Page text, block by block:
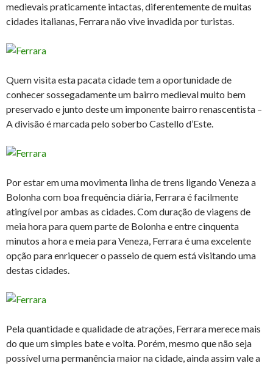
medievais praticamente intactas, diferentemente de muitas
cidades italianas, Ferrara não vive invadida por turistas.
Quem visita esta pacata cidade tem a oportunidade de
conhecer sossegadamente um bairro medieval muito bem
preservado e junto deste um imponente bairro renascentista –
A divisão é marcada pelo soberbo Castello d’Este.
Por estar em uma movimenta linha de trens ligando Veneza a
Bolonha com boa frequência diária, Ferrara é facilmente
atingível por ambas as cidades. Com duração de viagens de
meia hora para quem parte de Bolonha e entre cinquenta
minutos a hora e meia para Veneza, Ferrara é uma excelente
opção para enriquecer o passeio de quem está visitando uma
destas cidades.
Pela quantidade e qualidade de atrações, Ferrara merece mais
do que um simples bate e volta. Porém, mesmo que não seja
possível uma permanência maior na cidade, ainda assim vale a